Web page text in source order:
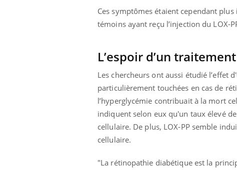
Ces symptômes étaient cependant
témoins ayant reçu l’injection du LOX-
L’espoir d’un
Les chercheurs ont aussi étudié l’effet
particulièrement touchées en cas de
l’hyperglycémie contribuait à la mort
indiquent selon eux qu'un taux élevé
cellulaire. De plus, LOX-PP semble
cellulaire.
"La rétinopathie diabétique est la